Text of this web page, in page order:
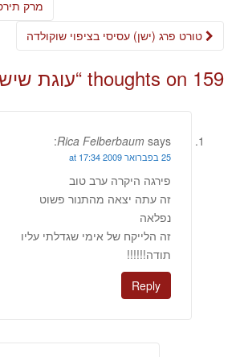
מרק
159 thoughts on “ עוגת
Rica Felberbaum says:
25 בפברואר 2009 at 17:34
פירגה היקרה ערב טוב
זה עתה יצאה מהתנור פשוט
נפלאה
זה הלייקח של אימי שגדלתי עליו
תודה!!!!!!
Reply